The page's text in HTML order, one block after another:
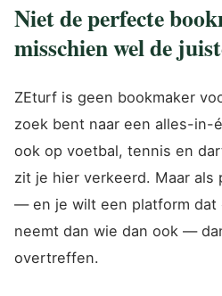
Niet de perfecte
misschien wel de
ZEturf is geen bookmaker
zoek bent naar een alles-in-
ook op voetbal, tennis en
zit je hier verkeerd. Maar als
— en je wilt een platform dat
neemt dan wie dan ook —
overtreffen.